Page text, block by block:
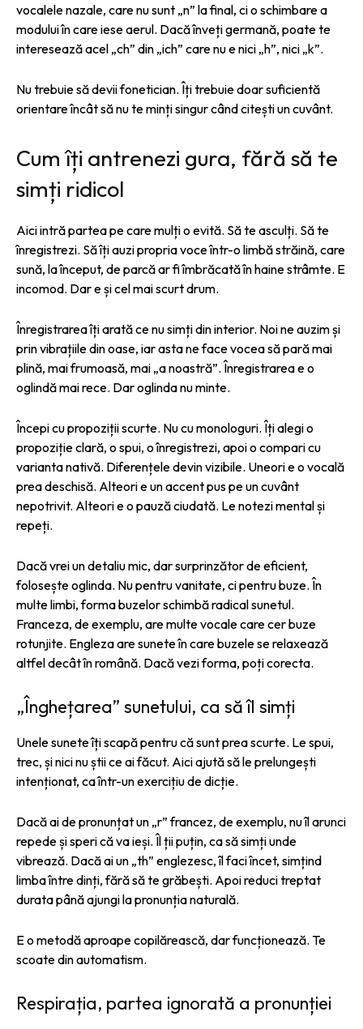
vocalele nazale, care nu sunt „n” la final, ci o schimbare a
modului în care iese aerul. Dacă înveți germană, poate te
interesează acel „ch” din „ich” care nu e nici „h”, nici „k”.
Nu trebuie să devii fonetician. Îți trebuie doar suficientă
orientare încât să nu te minți singur când citești un cuvânt.
Cum îți antrenezi gura, fără să te
simți ridicol
Aici intră partea pe care mulți o evită. Să te asculți. Să te
înregistrezi. Să îți auzi propria voce într-o limbă străină, care
sună, la început, de parcă ar fi îmbrăcată în haine strâmte. E
incomod. Dar e și cel mai scurt drum.
Înregistrarea îți arată ce nu simți din interior. Noi ne auzim și
prin vibrațiile din oase, iar asta ne face vocea să pară mai
plină, mai frumoasă, mai „a noastră”. Înregistrarea e o
oglindă mai rece. Dar oglinda nu minte.
Începi cu propoziții scurte. Nu cu monologuri. Îți alegi o
propoziție clară, o spui, o înregistrezi, apoi o compari cu
varianta nativă. Diferențele devin vizibile. Uneori e o vocală
prea deschisă. Alteori e un accent pus pe un cuvânt
nepotrivit. Alteori e o pauză ciudată. Le notezi mental și
repeți.
Dacă vrei un detaliu mic, dar surprinzător de eficient,
folosește oglinda. Nu pentru vanitate, ci pentru buze. În
multe limbi, forma buzelor schimbă radical sunetul.
Franceza, de exemplu, are multe vocale care cer buze
rotunjite. Engleza are sunete în care buzele se relaxează
altfel decât în română. Dacă vezi forma, poți corecta.
„Înghețarea” sunetului, ca să îl simți
Unele sunete îți scapă pentru că sunt prea scurte. Le spui,
trec, și nici nu știi ce ai făcut. Aici ajută să le prelungești
intenționat, ca într-un exercițiu de dicție.
Dacă ai de pronunțat un „r” francez, de exemplu, nu îl arunci
repede și speri că va ieși. Îl ții puțin, ca să simți unde
vibrează. Dacă ai un „th” englezesc, îl faci încet, simțind
limba între dinți, fără să te grăbești. Apoi reduci treptat
durata până ajungi la pronunția naturală.
E o metodă aproape copilărească, dar funcționează. Te
scoate din automatism.
Respirația, partea ignorată a pronunției